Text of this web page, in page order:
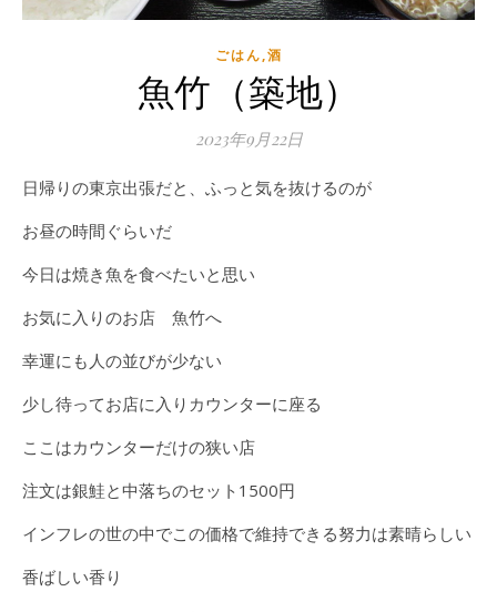
ごはん,酒
魚竹（築地）
2023年9月22日
日帰りの東京出張だと、ふっと気を抜けるのが
お昼の時間ぐらいだ
今日は焼き魚を食べたいと思い
お気に入りのお店 魚竹へ
幸運にも人の並びが少ない
少し待ってお店に入りカウンターに座る
ここはカウンターだけの狭い店
注文は銀鮭と中落ちのセット1500円
インフレの世の中でこの価格で維持できる努力は素晴らしい
香ばしい香り